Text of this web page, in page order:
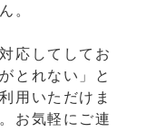
。
応してしてお
とれない」と
用いただけま
お気軽にご連